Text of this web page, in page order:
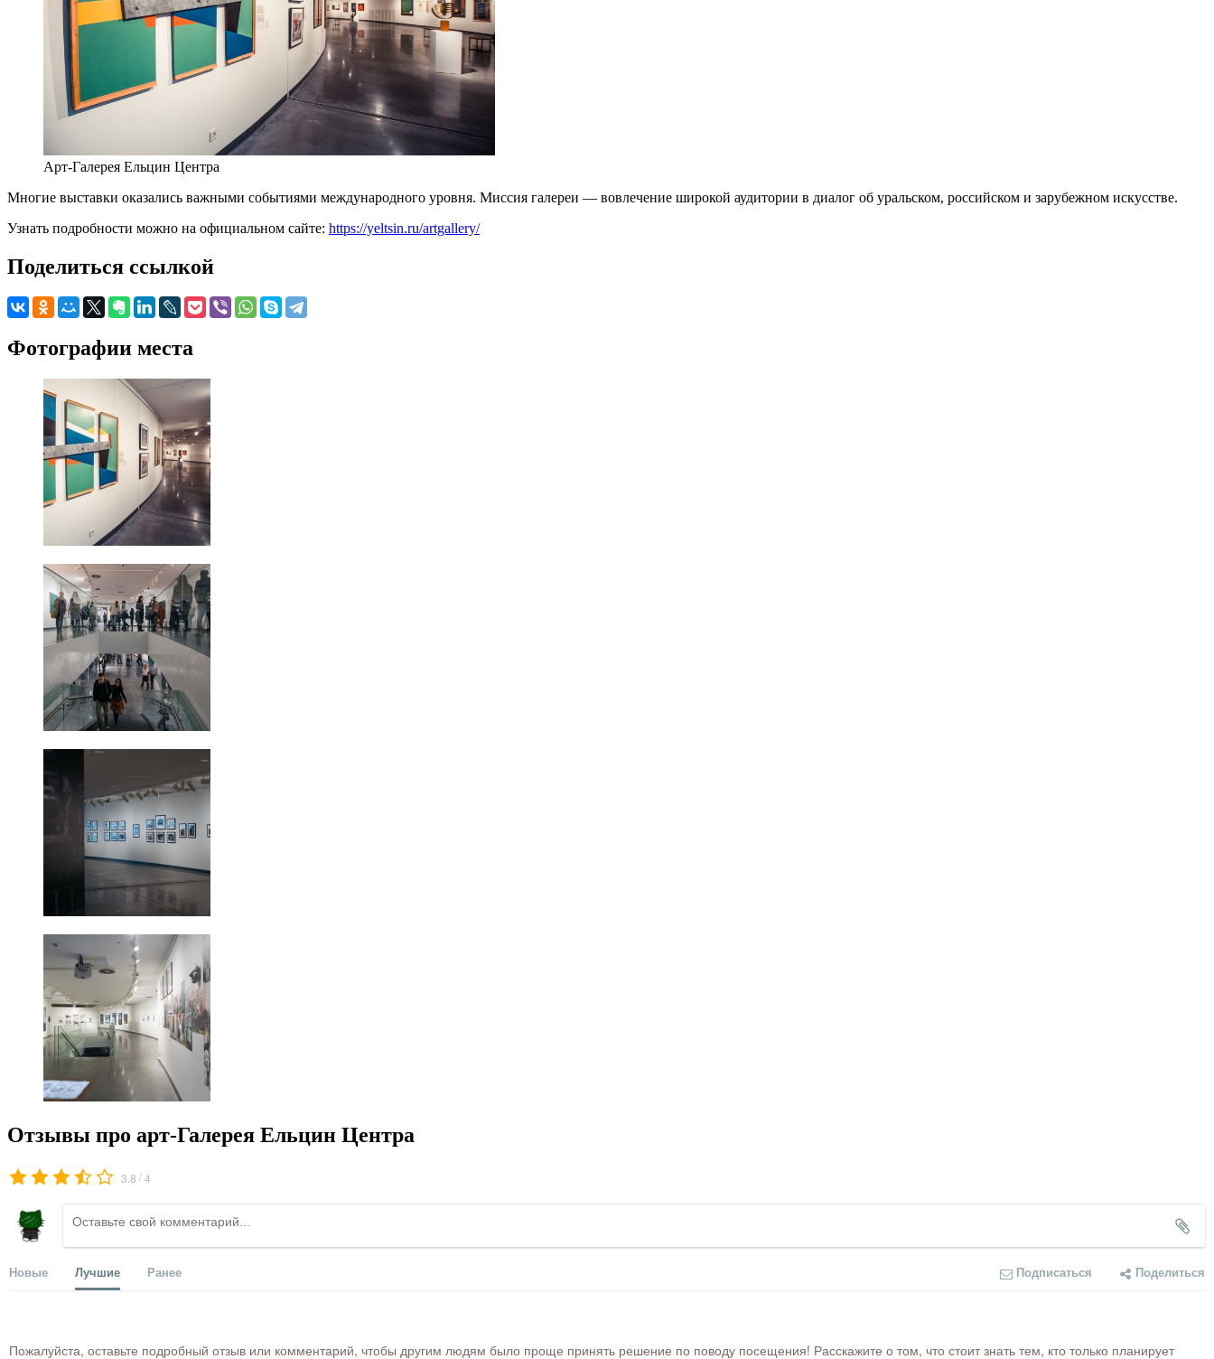
Арт-Галерея Ельцин Центра
Многие выставки оказались важными событиями международного уровня. Миссия галереи — вовлечение широкой аудитории в диалог об уральском, российском и зарубежном искусстве.
Узнать подробности можно на официальном сайте: https://yeltsin.ru/artgallery/
Поделиться ссылкой
Фотографии места
Отзывы про арт-Галерея Ельцин Центра
3.8 /4
Новые Лучшие Ранее Подписаться Поделиться
Пожалуйста, оставьте подробный отзыв или комментарий, чтобы другим людям было проще принять решение по поводу посещения! Расскажите о том, что стоит знать тем, кто только планирует